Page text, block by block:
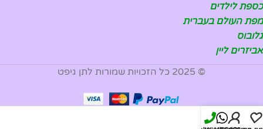
כספת לילדים
מפת העולם בעברית
גלובוס
אביזרים ליין
© 2025 כל הזכויות שמורות לתן גיפט